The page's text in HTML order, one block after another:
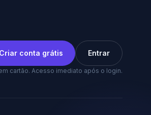
Criar conta grátis Entrar
cartão. Acesso imediato após o login.